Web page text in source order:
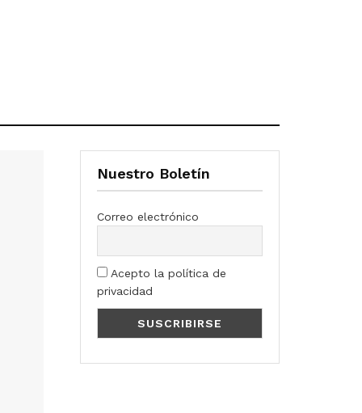
Nuestro Boletín
Correo electrónico
Acepto la política de
privacidad